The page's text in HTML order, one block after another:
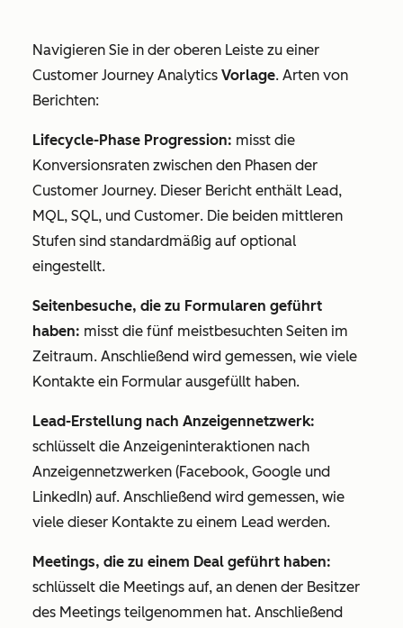
Navigieren Sie in der oberen Leiste zu einer
Customer Journey Analytics Vorlage. Arten von
Berichten:
Lifecycle-Phase Progression: misst die
Konversionsraten zwischen den Phasen der
Customer Journey. Dieser Bericht enthält Lead,
MQL, SQL, und Customer. Die beiden mittleren
Stufen sind standardmäßig auf optional
eingestellt.
Seitenbesuche, die zu Formularen geführt
haben: misst die fünf meistbesuchten Seiten im
Zeitraum. Anschließend wird gemessen, wie viele
Kontakte ein Formular ausgefüllt haben.
Lead-Erstellung nach Anzeigennetzwerk:
schlüsselt die Anzeigeninteraktionen nach
Anzeigennetzwerken (Facebook, Google und
LinkedIn) auf. Anschließend wird gemessen, wie
viele dieser Kontakte zu einem Lead werden.
Meetings, die zu einem Deal geführt haben:
schlüsselt die Meetings auf, an denen der Besitzer
des Meetings teilgenommen hat. Anschließend